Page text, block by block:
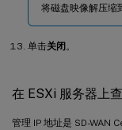
将磁盘映像解压缩
单击关闭 。
在 ESXi 服务器上
管理 IP 地址是 SD-WAN